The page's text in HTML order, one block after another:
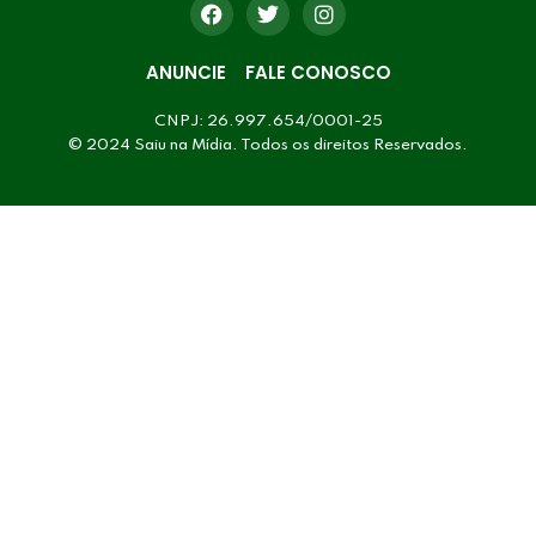
ANUNCIE FALE CONOSCO
CNPJ: 26.997.654/0001-25
© 2024 Saiu na Mídia. Todos os direitos Reservados.